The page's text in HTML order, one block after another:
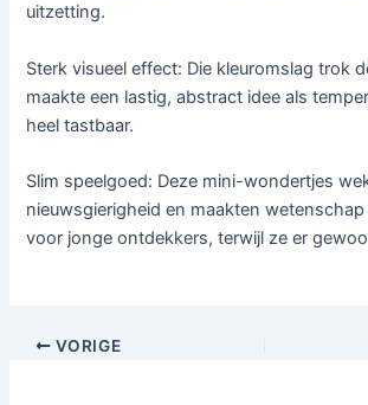
uitzetting.
Sterk visueel effect: Die kleuromslag trok
maakte een lastig, abstract idee als
heel tastbaar.
Slim speelgoed: Deze mini-wondertjes
nieuwsgierigheid en maakten
voor jonge ontdekkers, terwijl ze er
VORIGE